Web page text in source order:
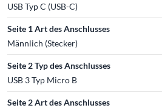
USB Typ C (USB-C)
Seite 1 Art des Anschlusses
Männlich (Stecker)
Seite 2 Typ des Anschlusses
USB 3 Typ Micro B
Seite 2 Art des Anschlusses